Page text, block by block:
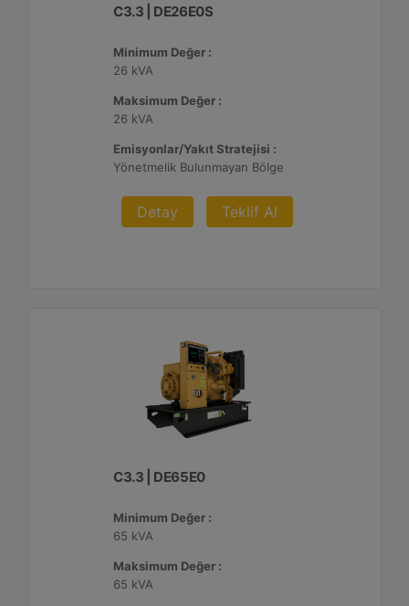
C3.3 | DE26E0S
Minimum Değer :
26 kVA
Maksimum Değer :
26 kVA
Emisyonlar/Yakıt Stratejisi :
Yönetmelik Bulunmayan Bölge
Detay Teklif Al
C3.3 | DE65E0
Minimum Değer :
65 kVA
Maksimum Değer :
65 kVA